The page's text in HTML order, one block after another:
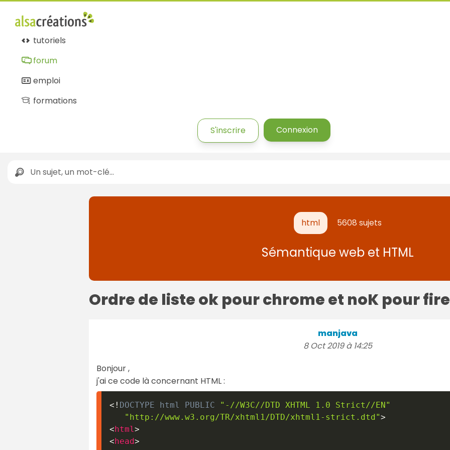
tutoriels
forum
emploi
formations
S'inscrire Connexion
html 5608 sujets
Sémantique web et HTML
Ordre de liste ok pour chrome et noK pour
manjava
8 Oct 2019 à 14:25
Bonjour ,
j'ai ce code là concernant HTML :
<! DOCTYPE html PUBLIC
"-//W3C//DTD XHTML 1.0 Strict//EN"
"http://www.w3.org/TR/xhtml1/DTD/xhtml1-strict.dtd">
<html >
<head>